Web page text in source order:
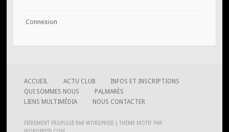
Connexion
ACCUEIL ACTU CLUB
INFOS ET INSCRIPTIONS
QUI SOMMES NOUS
PALMARÈS
LIENS MULTIMÉDIA
NOUS CONTACTER
FIÈREMENT PROPULSÉ PAR WORDPRESS
THÈME MOTIF PAR